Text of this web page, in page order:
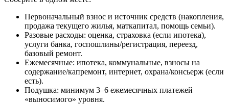
Первоначальный взнос и источник средств (накопления,
продажа текущего жилья, маткапитал, помощь семьи).
Разовые расходы: оценка, страховка (если ипотека),
услуги банка, госпошлины/регистрация, переезд,
базовый ремонт.
Ежемесячные: ипотека, коммунальные, взносы на
содержание/капремонт, интернет, охрана/консьерж (если
есть).
Подушка: минимум 3–6 ежемесячных платежей
«выносимого» уровня.